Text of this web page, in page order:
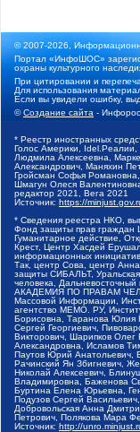
© 2007-2026,
Портал «ИнфоШОС»
охраны культурного
При цитировании и
Для использования
Если вы увидели ошибку,
©Создание сайта -
* Реестр иностранных
Голос Америки,
Людмила Алексеевна,
Александрович, Маняхин
Гройсман Софья
Шмагун Олеся
редактор 2021, Вега 2021
Источник: https://
* Сведения реестра НКО,
Фонд защиты прав граждан
Гуманитарное действие,
Крест, Центр Хасдей
информационных
Так, центр Сова, центр
защиты СИБАЛЬТ,
человека,
АКАДЕМИЯ ПО ПРАВАМ
Массовой Информации,
агентство МЕМО. РУ,
Борисовна, Таранова Юлия
Сергей Георгиевич,
Викторович, Шарипков
Александровна, Исламов
Паутов Юрий Анатольевич,
Рачинский Ян Збигневич,
Николай Алексеевич,
Владимировна, Баженова
Буртина Елена Юрьевна,
Подузов Сергей
Добровольская Анна
Петрович, Полякова Мара
Источник: http://